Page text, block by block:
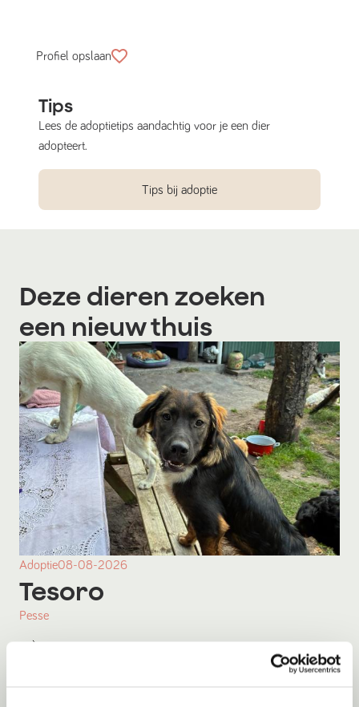
Profiel opslaan
Tips
Lees de adoptietips aandachtig voor je een dier
adopteert.
Tips bij adoptie
Deze dieren zoeken
een nieuw thuis
Adoptie08-08-2026
Tesoro
Pesse